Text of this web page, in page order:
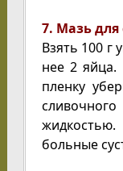
7. Мазь для
Взять 100 г
нее 2 яйца.
пленку
больные